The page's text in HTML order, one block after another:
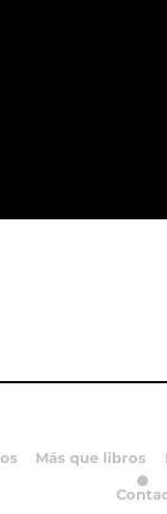
Más que libros